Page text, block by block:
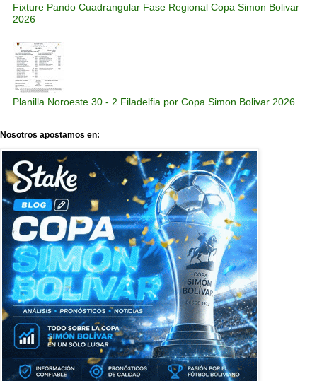
Fixture Pando Cuadrangular Fase Regional Copa Simon Bolivar
2026
Planilla Noroeste 30 - 2 Filadelfia por Copa Simon Bolivar 2026
Nosotros apostamos en: